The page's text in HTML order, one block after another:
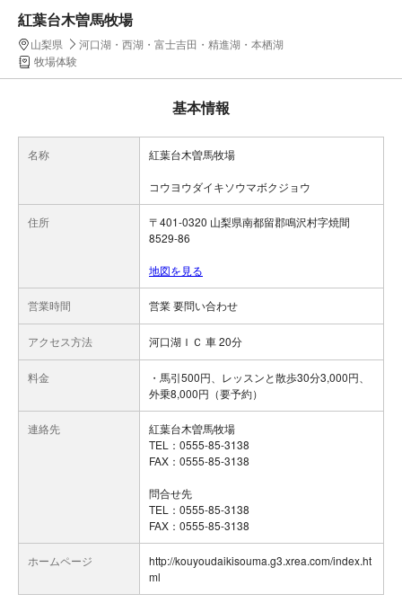
紅葉台木曽馬牧場
山梨県
河口湖・西湖・富士吉田・精進湖・本栖湖
牧場体験
基本情報
名称 紅葉台木曽馬牧場
コウヨウダイキソウマボクジョウ
住所
〒401-0320 山梨県南都留郡鳴沢村字焼間
8529-86
地図を見る
営業時間 営業 要問い合わせ
アクセス方法 河口湖ＩＣ 車 20分
料金
・馬引500円、レッスンと散歩30分3,000円、
外乗8,000円（要予約）
連絡先
紅葉台木曽馬牧場
TEL：0555-85-3138
FAX：0555-85-3138
問合せ先
TEL：0555-85-3138
FAX：0555-85-3138
ホームページ
http://kouyoudaikisouma.g3.xrea.com/index.ht
ml